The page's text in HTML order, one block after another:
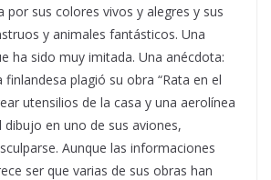
por sus colores vivos y alegres y sus
y animales fantásticos. Una
ha sido muy imitada. Una anécdota:
plagió su obra “Rata en el
utensilios de la casa y una aerolínea
dibujo en uno de sus aviones,
Aunque las informaciones
ser que varias de sus obras han